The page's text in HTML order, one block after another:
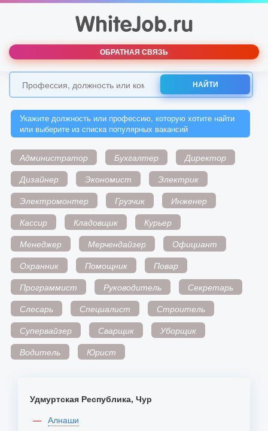
ОБРАТНАЯ СВЯЗЬ
НАЙТИ
Укажите должность или профессию, которую хотите найти
или выберите из списка популярных вакансий
Администратор Бухгалтер
Директор
Дизайнер
Экономист
Электрик
Электромонтер
Грузчик
Инженер
Кассир
Кладовщик
Курьер
Менеджер
Мерчендайзер
Официант
Охранник
Помощник
Повар
Программист
Руководитель
Секретарь
Слесарь
Специалист
Строитель
Супервайзер
Сварщик
Уборщик
Водитель
Юрист
Удмуртская Республика, Чур
Алнаши